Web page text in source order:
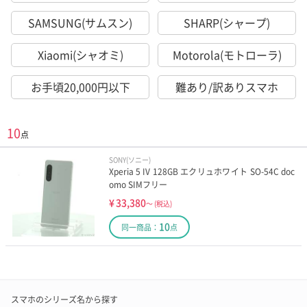
SAMSUNG(サムスン)
SHARP(シャープ)
Xiaomi(シャオミ)
Motorola(モトローラ)
お手頃20,000円以下
難あり/訳ありスマホ
10点
SONY(ソニー)
Xperia 5 IV 128GB エクリュホワイト SO-54C doc
omo SIMフリー
¥33,380～ (税込)
同一商品： 10点
スマホのシリーズ名から探す